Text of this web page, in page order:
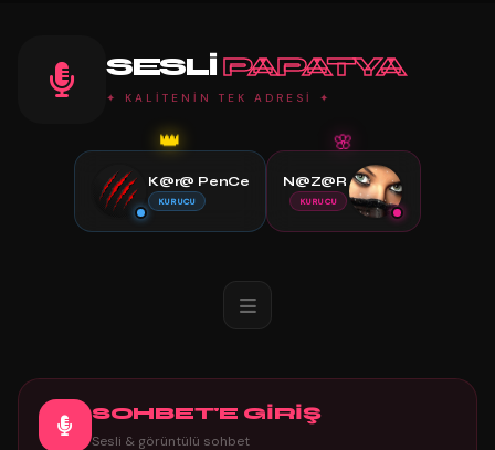
SESLI PAPATYA
✦ KALİTENİN TEK ADRESİ ✦
👑
K@r@ PenCe
KURUCU
🌸
N@Z@R
KURUCU
SOHBET'E GİRİŞ
Sesli & görüntülü sohbet